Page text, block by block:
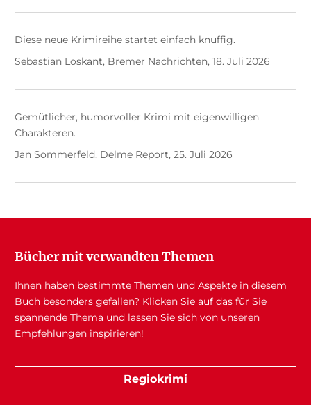
Diese neue Krimireihe startet einfach knuffig.
Sebastian Loskant, Bremer Nachrichten, 18. Juli 2026
Gemütlicher, humorvoller Krimi mit eigenwilligen
Charakteren.
Jan Sommerfeld, Delme Report, 25. Juli 2026
Bücher mit verwandten Themen
Ihnen haben bestimmte Themen und Aspekte in diesem
Buch besonders gefallen? Klicken Sie auf das für Sie
spannende Thema und lassen Sie sich von unseren
Empfehlungen inspirieren!
Regiokrimi